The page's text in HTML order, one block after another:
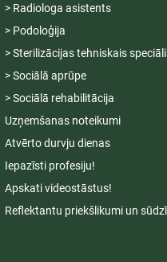
> Radiologa asistents
> Podoloģija
> Sterilizācijas tehniskais
> Sociālā aprūpe
> Sociālā rehabilitācija
Uzņemšanas noteikumi
Atvērto durvju dienas
Iepazīsti profesiju!
Apskati videostāstus!
Reflektantu priekšlikumi un